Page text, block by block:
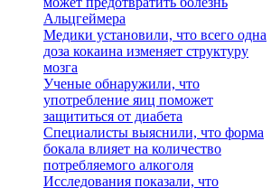
Альцгеймера
Медики установили, что всего одна
доза кокаина изменяет структуру
мозга
Ученые обнаружили, что
употребление яиц поможет
защититься от диабета
Специалисты выяснили, что форма
бокала влияет на количество
потребляемого алкоголя
Исследования показали, что